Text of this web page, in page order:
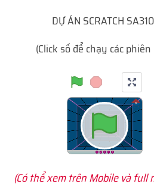
DỰ ÁN SCRATCH
(Click số để chạy các
(Có thể xem trên Mobile và full